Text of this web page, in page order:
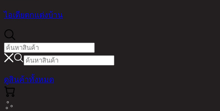
ไอเดียตกแต่งบ้าน
ดูสินค้าทั้งหมด